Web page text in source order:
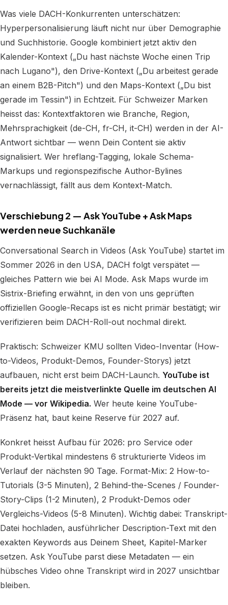
Was viele DACH-Konkurrenten unterschätzen:
Hyperpersonalisierung läuft nicht nur über Demographie
und Suchhistorie. Google kombiniert jetzt aktiv den
Kalender-Kontext („Du hast nächste Woche einen Trip
nach Lugano"), den Drive-Kontext („Du arbeitest gerade
an einem B2B-Pitch") und den Maps-Kontext („Du bist
gerade im Tessin") in Echtzeit. Für Schweizer Marken
heisst das: Kontextfaktoren wie Branche, Region,
Mehrsprachigkeit (de-CH, fr-CH, it-CH) werden in der AI-
Antwort sichtbar — wenn Dein Content sie aktiv
signalisiert. Wer hreflang-Tagging, lokale Schema-
Markups und regionspezifische Author-Bylines
vernachlässigt, fällt aus dem Kontext-Match.
Verschiebung 2 — Ask YouTube + Ask Maps
werden neue Suchkanäle
Conversational Search in Videos (Ask YouTube) startet im
Sommer 2026 in den USA, DACH folgt verspätet —
gleiches Pattern wie bei AI Mode. Ask Maps wurde im
Sistrix-Briefing erwähnt, in den von uns geprüften
offiziellen Google-Recaps ist es nicht primär bestätigt; wir
verifizieren beim DACH-Roll-out nochmal direkt.
Praktisch: Schweizer KMU sollten Video-Inventar (How-
to-Videos, Produkt-Demos, Founder-Storys) jetzt
aufbauen, nicht erst beim DACH-Launch. YouTube ist
bereits jetzt die meistverlinkte Quelle im deutschen AI
Mode — vor Wikipedia. Wer heute keine YouTube-
Präsenz hat, baut keine Reserve für 2027 auf.
Konkret heisst Aufbau für 2026: pro Service oder
Produkt-Vertikal mindestens 6 strukturierte Videos im
Verlauf der nächsten 90 Tage. Format-Mix: 2 How-to-
Tutorials (3-5 Minuten), 2 Behind-the-Scenes / Founder-
Story-Clips (1-2 Minuten), 2 Produkt-Demos oder
Vergleichs-Videos (5-8 Minuten). Wichtig dabei: Transkript-
Datei hochladen, ausführlicher Description-Text mit den
exakten Keywords aus Deinem Sheet, Kapitel-Marker
setzen. Ask YouTube parst diese Metadaten — ein
hübsches Video ohne Transkript wird in 2027 unsichtbar
bleiben.